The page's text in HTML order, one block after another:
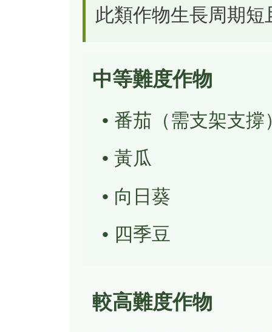
此類作物生長周期
中等難度作物
• 番茄（需支架支撐
• 黃瓜
• 向日葵
• 四季豆
較高難度作物